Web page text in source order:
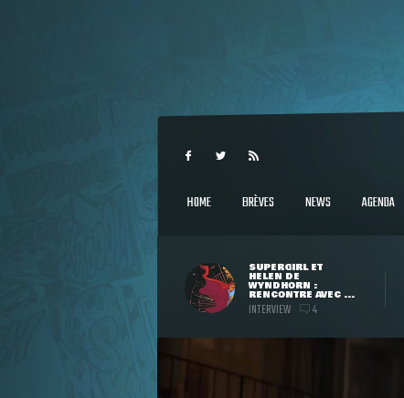
HOME BRÈVES NEWS AGENDA
SUPERGIRL ET
HELEN DE
WYNDHORN :
RENCONTRE AVEC ...
INTERVIEW 4